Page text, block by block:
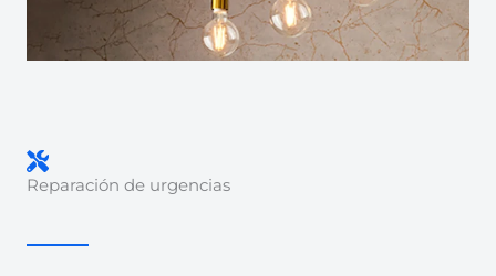
Reparación de urgencias